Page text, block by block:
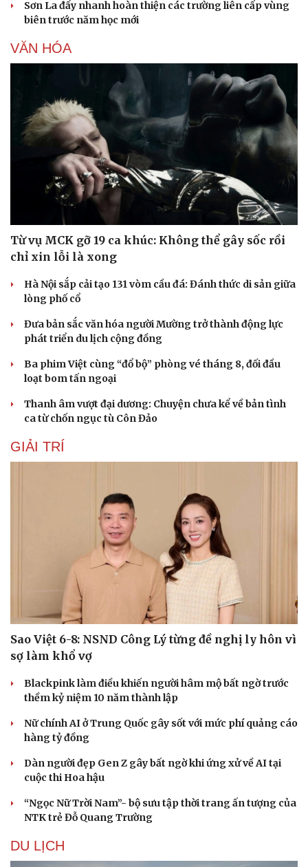
Sức khỏe
Dinh dưỡng - món ngon
Cây thuốc
Sản phụ khoa
Nam khoa
Làm đẹp - giảm cân
Phòng mạch online
Ăn sạch sống khỏe
Nhà đẹp
Blog
Tình yêu - Gia đình
Sơn La đẩy nhanh hoàn thiện các trường liên cấp vùng
biên trước năm học mới
VĂN HÓA
Từ vụ MCK gỡ 19 ca khúc: Không thể gây sốc rồi
chỉ xin lỗi là xong
Hà Nội sắp cải tạo 131 vòm cầu đá: Đánh thức di sản giữa
lòng phố cổ
Đưa bản sắc văn hóa người Mường trở thành động lực
phát triển du lịch cộng đồng
Ba phim Việt cùng “đổ bộ” phòng vé tháng 8, đối đầu
loạt bom tấn ngoại
Thanh âm vượt đại dương: Chuyện chưa kể về bản tình
ca từ chốn ngục tù Côn Đảo
GIẢI TRÍ
Sao Việt 6-8: NSND Công Lý từng đề nghị ly hôn vì
sợ làm khổ vợ
Blackpink làm điều khiến người hâm mộ bất ngờ trước
thềm kỷ niệm 10 năm thành lập
Nữ chính AI ở Trung Quốc gây sốt với mức phí quảng cáo
hàng tỷ đồng
Dàn người đẹp Gen Z gây bất ngờ khi ứng xử về AI tại
cuộc thi Hoa hậu
“Ngọc Nữ Trời Nam”- bộ sưu tập thời trang ấn tượng của
NTK trẻ Đỗ Quang Trường
DU LỊCH